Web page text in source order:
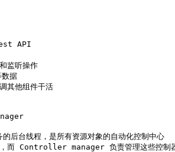
API
监听操作
据
其他组件干活
后台线程，是所有资源对象的自动化控制中心
，而 Controller manager 负责管理这些控制